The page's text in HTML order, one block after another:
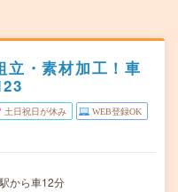
立・素材加工！車
土日祝日が休み WEB登録OK
から車12分